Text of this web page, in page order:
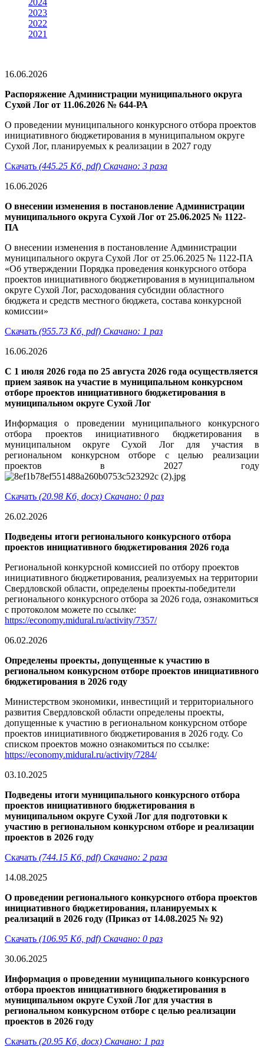
2023
2022
2021
16.06.2026
Распоряжение Администрации муниципального округа
Сухой Лог от 11.06.2026 № 644-РА
О проведении муниципального конкурсного отбора проектов
инициативного бюджетирования в муниципальном округе
Сухой Лог, планируемых к реализации в 2027 году
Скачать (445.25 Кб, pdf) Скачано: 3 раза
16.06.2026
О внесении изменения в постановление Администрации
муниципального округа Сухой Лог от 25.06.2025 № 1122-
ПА
О внесении изменения в постановление Администрации
муниципального округа Сухой Лог от 25.06.2025 № 1122-ПА
«Об утверждении Порядка проведения конкурсного отбора
проектов инициативного бюджетирования в муниципальном
округе Сухой Лог, расходования субсидии областного
бюджета и средств местного бюджета, состава конкурсной
комиссии»
Скачать (955.73 Кб, pdf) Скачано: 1 раз
16.06.2026
С 1 июля 2026 года по 25 августа 2026 года осуществляется
прием заявок на участие в муниципальном конкурсном
отборе проектов инициативного бюджетирования в
муниципальном округе Сухой Лог
Информация о проведении муниципального конкурсного
отбора проектов инициативного бюджетирования в
муниципальном округе Сухой Лог для участия в
региональном конкурсном отборе с целью реализации
проектов в 2027 году
Скачать (20.98 Кб, docx) Скачано: 0 раз
26.02.2026
Подведены итоги регионального конкурсного отбора
проектов инициативного бюджетирования 2026 года
Региональной конкурсной комиссией по отбору проектов
инициативного бюджетирования, реализуемых на территории
Свердловской области, определены проекты-победители
регионального конкурсного отбора за 2026 года, ознакомиться
с протоколом можете по ссылке:
https://economy.midural.ru/activity/7357/
06.02.2026
Определены проекты, допущенные к участию в
региональном конкурсном отборе проектов инициативного
бюджетирования в 2026 году
Министерством экономики, инвестиций и территориального
развития Свердловской области определены проекты,
допущенные к участию в региональном конкурсном отборе
проектов инициативного бюджетирования в 2026 году. Со
списком проектов можно ознакомиться по ссылке:
https://economy.midural.ru/activity/7284/
03.10.2025
Подведены итоги муниципального конкурсного отбора
проектов инициативного бюджетирования в
муниципальном округе Сухой Лог для подготовки к
участию в региональном конкурсном отборе и реализации
проектов в 2026 году
Скачать (744.15 Кб, pdf) Скачано: 2 раза
14.08.2025
О проведении регионального конкурсного отбора проектов
инициативного бюджетирования, планируемых к
реализаций в 2026 году (Приказ от 14.08.2025 № 92)
Скачать (106.95 Кб, pdf) Скачано: 0 раз
30.06.2025
Информация о проведении муниципального конкурсного
отбора проектов инициативного бюджетирования в
муниципальном округе Сухой Лог для участия в
региональном конкурсном отборе с целью реализации
проектов в 2026 году
Скачать (20.95 Кб, docx) Скачано: 1 раз